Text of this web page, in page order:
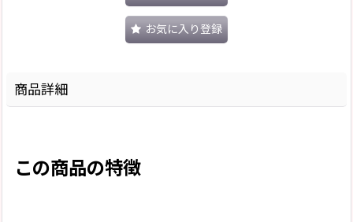
お気に入り登録
商品詳細
この商品の特徴